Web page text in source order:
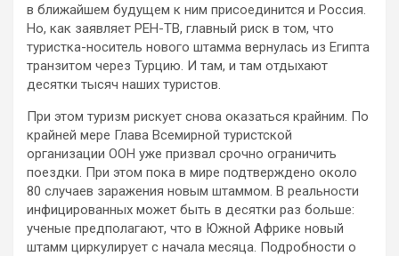
в ближайшем будущем к ним присоединится и Россия.
Но, как заявляет РЕН-ТВ, главный риск в том, что
туристка-носитель нового штамма вернулась из Египта
транзитом через Турцию. И там, и там отдыхают
десятки тысяч наших туристов.
При этом туризм рискует снова оказаться крайним. По
крайней мере Глава Всемирной туристской
организации ООН уже призвал срочно ограничить
поездки. При этом пока в мире подтверждено около
80 случаев заражения новым штаммом. В реальности
инфицированных может быть в десятки раз больше:
ученые предполагают, что в Южной Африке новый
штамм циркулирует с начала месяца. Подробности о